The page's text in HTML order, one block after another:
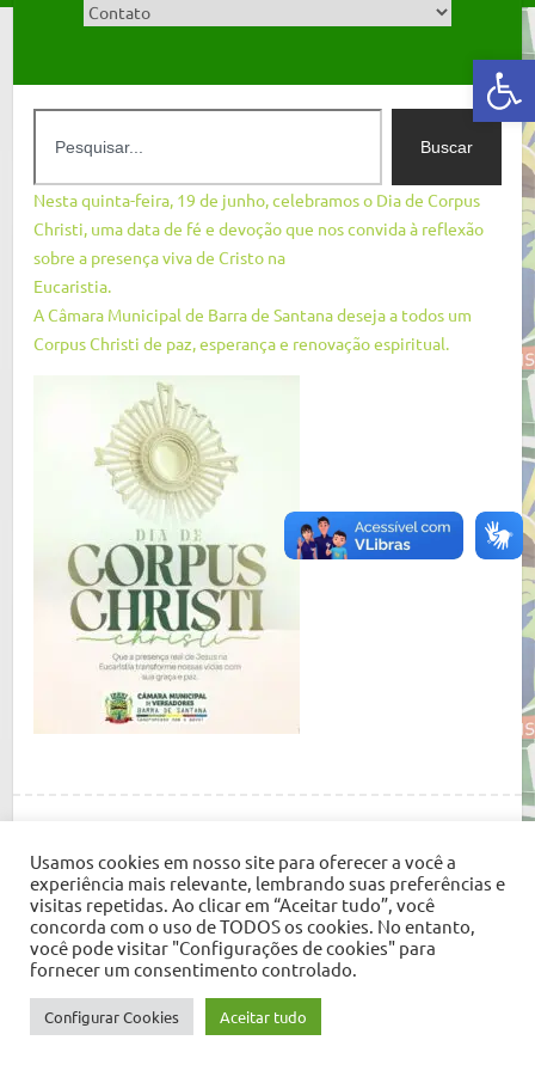
Abrir a barra de ferramentas
Buscar
Nesta quinta-feira, 19 de junho, celebramos o Dia de Corpus
Christi, uma data de fé e devoção que nos convida à reflexão
sobre a presença viva de Cristo na
Eucaristia.
A Câmara Municipal de Barra de Santana deseja a todos um
Corpus Christi de paz, esperança e renovação espiritual.
Desenvolvido emWordPress
Usamos cookies em nosso site para oferecer a você a
experiência mais relevante, lembrando suas preferências e
visitas repetidas. Ao clicar em “Aceitar tudo”, você
concorda com o uso de TODOS os cookies. No entanto,
você pode visitar "Configurações de cookies" para
fornecer um consentimento controlado.
Configurar Cookies Aceitar tudo